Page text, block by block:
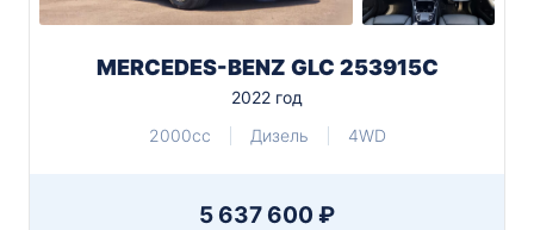
MERCEDES-BENZ GLC 253915C
2022 год
2000cc
Дизель 4WD
5 637 600 ₽